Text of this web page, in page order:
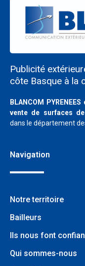
Publicité
côte Basque à la
BLANCOM
vente de surfaces
dans le département
Navigation
Notre territoire
Bailleurs
Ils nous font
Qui sommes-nous